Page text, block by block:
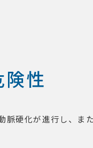
性
硬化が進行し、ま